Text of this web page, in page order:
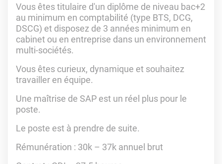
Vous êtes titulaire d'un diplôme de niveau bac+2
au minimum en comptabilité (type BTS, DCG,
DSCG) et disposez de 3 années minimum en
cabinet ou en entreprise dans un environnement
multi-sociétés.
Vous êtes curieux, dynamique et souhaitez
travailler en équipe.
Une maîtrise de SAP est un réel plus pour le
poste.
Le poste est à prendre de suite.
Rémunération : 30k – 37k annuel brut